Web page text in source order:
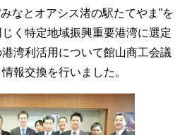
なとオアシス渚の駅たてやま”を
く特定地域振興重要港湾に選定
湾利活用について館山商工会議
報交換を行いました。